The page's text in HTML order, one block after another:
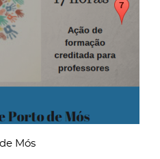
Mós